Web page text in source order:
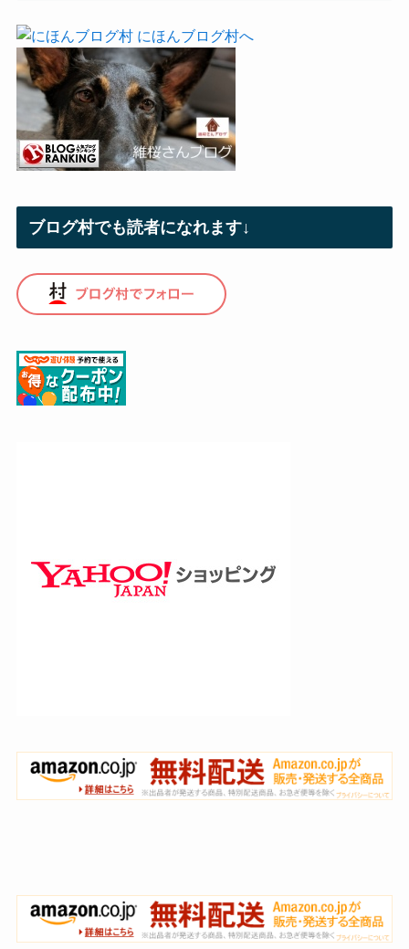
ブログ村でも読者になれます↓